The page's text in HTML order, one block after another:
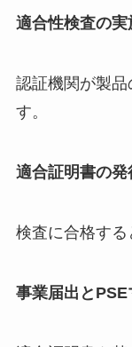
適合性検査の実
認証機関が製品
す。
適合証明書の発
検査に合格する
事業届出と